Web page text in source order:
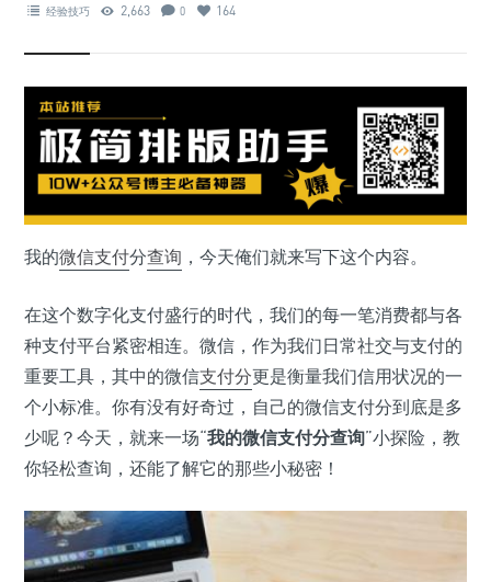
经验技巧 2,663 0 164
我的微信支付分查询 ，今天俺们就来写下这个内容。
在这个数字化支付盛行的时代，我们的每一笔消费都与各
种支付平台紧密相连。微信，作为我们日常社交与支付的
重要工具，其中的微信支付分更是衡量我们信用状况的一
个小标准。你有没有好奇过，自己的微信支付分到底是多
少呢？今天，就来一场“我的微信支付分查询”小探险，教
你轻松查询，还能了解它的那些小秘密！